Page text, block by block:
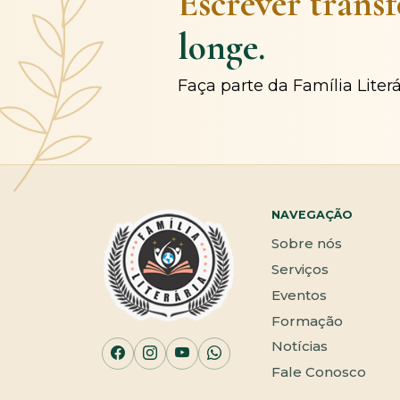
longe.
Faça parte da Família
NAVEGAÇÃO
Sobre nós
Serviços
Eventos
Formação
Notícias
Fale Conosco